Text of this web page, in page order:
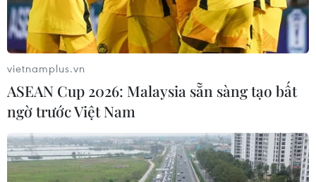
TIN LIÊN QUAN
vietnamplus.vn
ASEAN Cup 2026: Malaysia sẵn sàng tạo bất
ngờ trước Việt Nam